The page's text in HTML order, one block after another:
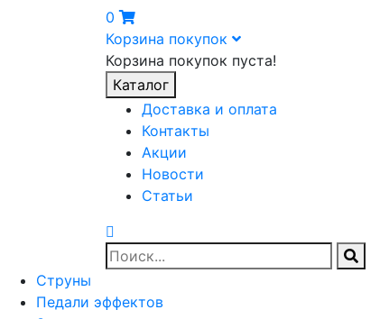
0
Корзина покупок
Корзина покупок пуста!
Каталог
Доставка и оплата
Контакты
Акции
Новости
Статьи
Струны
Педали эффектов